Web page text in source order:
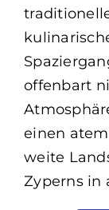
offenbart
einen
weite
Zyperns in